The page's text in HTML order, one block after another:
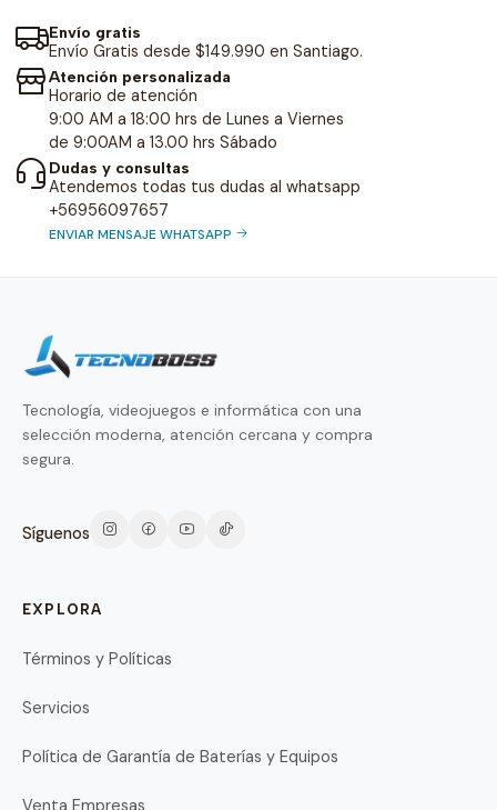
Envío gratis
Envío Gratis desde $149.990 en Santiago.
Atención personalizada
Horario de atención
9:00 AM a 18:00 hrs de Lunes a Viernes
de 9:00AM a 13.00 hrs Sábado
Dudas y consultas
Atendemos todas tus dudas al whatsapp
+56956097657
ENVIAR MENSAJE WHATSAPP
Tecnología, videojuegos e informática con una
selección moderna, atención cercana y compra
segura.
Síguenos
EXPLORA
Términos y Políticas
Servicios
Política de Garantía de Baterías y Equipos
Venta Empresas